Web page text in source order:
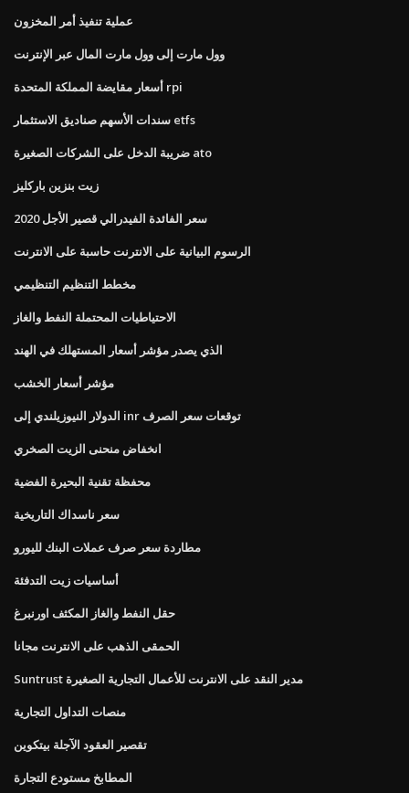
عملية تنفيذ أمر المخزون
وول مارت إلى وول مارت المال عبر الإنترنت
أسعار مقايضة المملكة المتحدة rpi
سندات الأسهم صناديق الاستثمار etfs
ضريبة الدخل على الشركات الصغيرة ato
زيت بنزين باركليز
سعر الفائدة الفيدرالي قصير الأجل 2020
الرسوم البيانية على الانترنت حاسبة على الانترنت
مخطط التنظيم التنظيمي
الاحتياطيات المحتملة النفط والغاز
الذي يصدر مؤشر أسعار المستهلك في الهند
مؤشر أسعار الخشب
الدولار النيوزيلندي إلى inr توقعات سعر الصرف
انخفاض منحنى الزيت الصخري
محفظة تقنية البحيرة الفضية
سعر ناسداك التاريخية
مطاردة سعر صرف عملات البنك لليورو
أساسيات زيت التدفئة
حقل النفط والغاز المكثف اورنبرغ
الحمقى الذهب على الانترنت مجانا
Suntrust مدير النقد على الانترنت للأعمال التجارية الصغيرة
منصات التداول التجارية
تقصير العقود الآجلة بيتكوين
المطابخ مستودع التجارة